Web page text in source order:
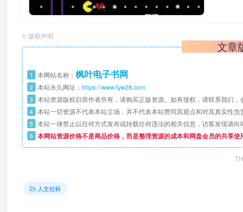
© 版权声明
文章
1 本网站名称： 枫叶电子书网
2 本站永久网址： https://www.fyw28.com
3 本站资源版权归原作者所有，请购买正版资源。如有侵权，请联系我们，
4 本站一切资源不代表本站立场，并不代表本站赞同其观点和对其真实性负
5 本站一律禁止以任何方式发布或转载任何违法的相关信息，访客发现请向
6 本网站资源价格不是商品价格，而是整理资源的成本和网盘会员的共享使
人文社科